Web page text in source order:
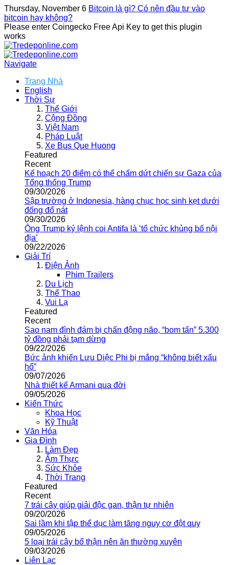
Thursday, November 6 Bitcoin là gì? Có nên đầu tư vào
bitcoin hay không?
Please enter Coingecko Free Api Key to get this plugin
works
Navigate
Trang Nhà
English
Thời Sự
Thế Giới
Cộng Đồng
Việt Nam
Pháp Luật
Xe Bus Que Huong
Featured
Recent
Kế hoạch 20 điểm có thể chấm dứt chiến sự Gaza của
Tổng thống Trump
09/30/2026
Sập trường ở Indonesia, hàng chục học sinh kẹt dưới
đống đổ nát
09/30/2026
Ông Trump ký lệnh coi Antifa là ‘tổ chức khủng bố nội
địa’
09/22/2026
Giải Trí
Điện Ảnh
Phim Trailers
Du Lịch
Thể Thao
Vui Lạ
Featured
Recent
Sao nam đình đám bị chấn động não, “bom tấn” 5.300
tỷ đồng phải tạm dừng
09/22/2026
Bức ảnh khiến Lưu Diệc Phi bị mắng “không biết xấu
hổ”
09/07/2026
Nhà thiết kế Armani qua đời
09/05/2026
Kiến Thức
Khoa Học
Kỹ Thuật
Văn Hóa
Gia Đình
Làm Đẹp
Ẩm Thực
Sức Khỏe
Thời Trang
Featured
Recent
7 trái cây giúp giải độc gan, thận tự nhiên
09/20/2026
Sai lầm khi tập thể dục làm tăng nguy cơ đột quỵ
09/05/2026
5 loại trái cây bổ thận nên ăn thường xuyên
09/03/2026
Liên Lạc